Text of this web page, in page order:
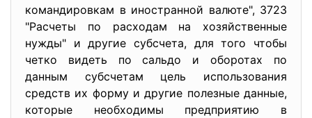
командировкам в иностранной валюте", 3723
"Расчеты по расходам на хозяйственные
нужды" и другие субсчета, для того чтобы
четко видеть по сальдо и оборотах по
данным субсчетам цель использования
средств их форму и другие полезные данные,
которые необходимы предприятию в